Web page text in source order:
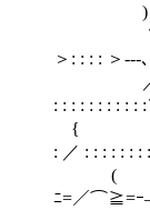
)ノ
＼/////
＞: : : : ＞-‐-､
／
: : : : : : : : : : :
{
: ／ : : : : : : :
( 小/////
ﾆ=／⌒≧=ｰ